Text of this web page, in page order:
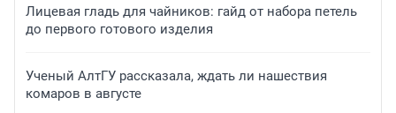
Лицевая гладь для чайников: гайд от набора петель
до первого готового изделия
Ученый АлтГУ рассказала, ждать ли нашествия
комаров в августе